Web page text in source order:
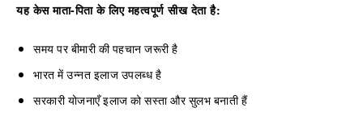
यह केस माता-पिता के लिए महत्वपूर्ण सीख देता है:
समय पर बीमारी की पहचान जरूरी है
भारत में उन्नत इलाज उपलब्ध है
सरकारी योजनाएँ इलाज को सस्ता और सुलभ बनाती हैं